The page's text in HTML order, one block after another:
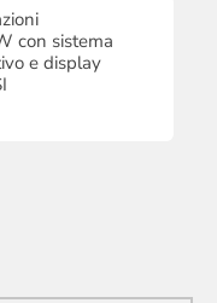
con sistema
e display